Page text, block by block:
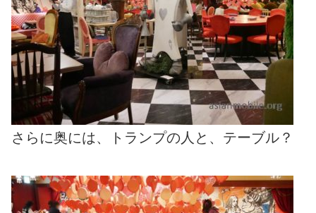
さらに奥には、トランプの人と、テーブル？